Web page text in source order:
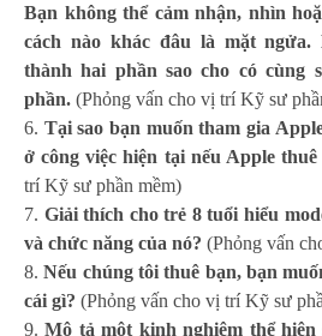
Bạn không thể cảm nhận, nhìn
cách nào khác đâu là mặt ngửa.
thành hai phần sao cho có cùng
phần. (Phỏng vấn cho vị trí Kỹ sư
Tại sao bạn muốn tham gia
ở công việc hiện tại nếu Apple thuê
trí Kỹ sư phần mềm)
Giải thích cho trẻ 8 tuổi hiểu
và chức năng của nó? (Phỏng vấn
Nếu chúng tôi thuê bạn, bạn
cái gì? (Phỏng vấn cho vị trí Kỹ sư
Mô tả một kinh nghiệm thể hiện